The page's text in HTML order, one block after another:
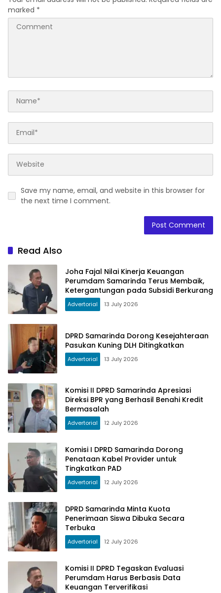
marked *
Save my name, email, and website in this browser for
the next time I comment.
Read Also
Joha Fajal Nilai Kinerja Keuangan
Perumdam Samarinda Terus Membaik,
Ketergantungan pada Subsidi Berkurang
Advertorial 13 July 2026
DPRD Samarinda Dorong Kesejahteraan
Pasukan Kuning DLH Ditingkatkan
Advertorial 13 July 2026
Komisi II DPRD Samarinda Apresiasi
Direksi BPR yang Berhasil Benahi Kredit
Bermasalah
Advertorial 12 July 2026
Komisi I DPRD Samarinda Dorong
Penataan Kabel Provider untuk
Tingkatkan PAD
Advertorial 12 July 2026
DPRD Samarinda Minta Kuota
Penerimaan Siswa Dibuka Secara
Terbuka
Advertorial 12 July 2026
Komisi II DPRD Tegaskan Evaluasi
Perumdam Harus Berbasis Data
Keuangan Terverifikasi